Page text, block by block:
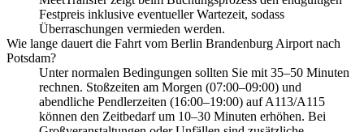
Festpreis inklusive eventueller Wartezeit, sodass
Überraschungen vermieden werden.
Wie lange dauert die Fahrt vom Berlin Brandenburg Airport nach
Potsdam?
Unter normalen Bedingungen sollten Sie mit 35–50 Minuten
rechnen. Stoßzeiten am Morgen (07:00–09:00) und
abendliche Pendlerzeiten (16:00–19:00) auf A113/A115
können den Zeitbedarf um 10–30 Minuten erhöhen. Bei